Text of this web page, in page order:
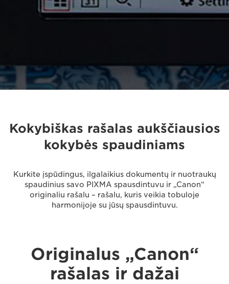
Kokybiškas rašalas aukščiausios
kokybės spaudiniams
Kurkite įspūdingus, ilgalaikius dokumentų ir nuotraukų
spaudinius savo PIXMA spausdintuvu ir „Canon“
originaliu rašalu – rašalu, kuris veikia tobuloje
harmonijoje su jūsų spausdintuvu.
Originalus „Canon“
rašalas ir dažai